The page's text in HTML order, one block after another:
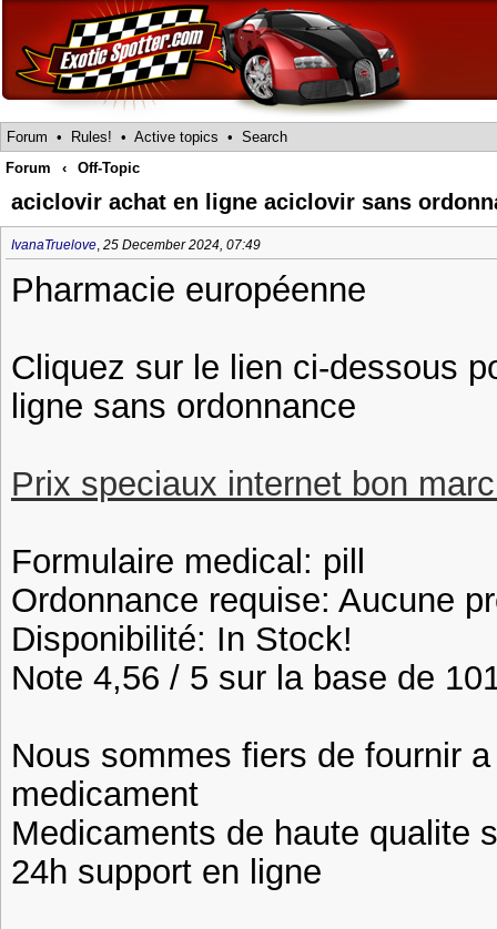
Forum • Rules! • Active topics • Search
Forum
‹ Off-Topic
aciclovir achat en ligne aciclovir sans
IvanaTruelove, 25 December 2024, 07:49
Pharmacie européenne
Cliquez sur le lien ci-dessous
ligne sans ordonnance
Prix speciaux internet bon
Formulaire medical: pill
Ordonnance requise: Aucune
Disponibilité: In Stock!
Note 4,56 / 5 sur la base de
Nous sommes fiers de fournir
medicament
Medicaments de haute qualite
24h support en ligne